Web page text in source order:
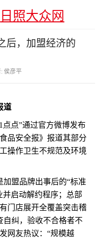
日照大众网
后，加盟经济的
侯彦平
道
点”通过官方微博发布
品安全报》报道其部分
操作卫生不规范及环境
盟品牌出事后的“标准
启动解约程序；总部
门店展开全覆盖突击稽
自纠，验收不合格者不
网友热议：“规模越